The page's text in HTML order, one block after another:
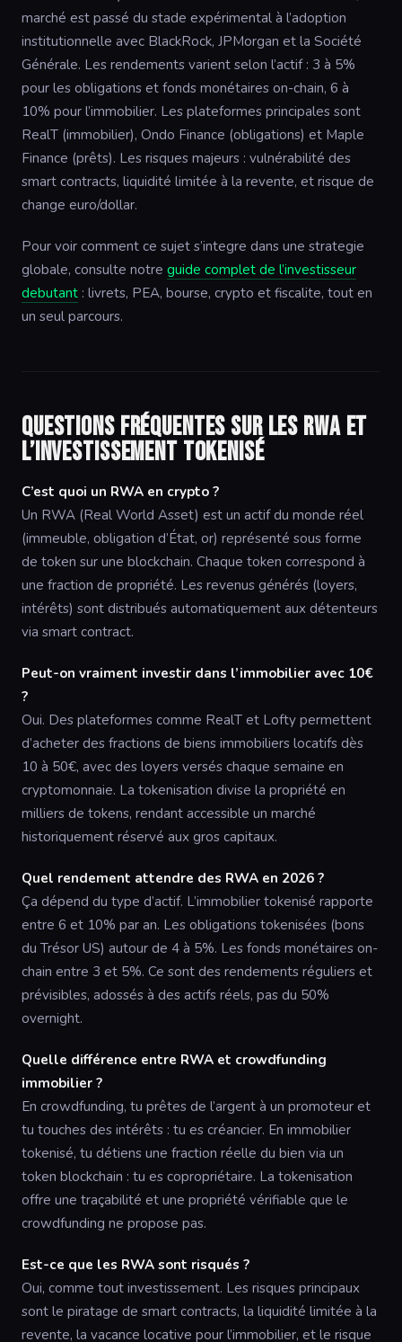
marché est passé du stade expérimental à l’adoption
institutionnelle avec BlackRock, JPMorgan et la Société
Générale. Les rendements varient selon l’actif : 3 à 5%
pour les obligations et fonds monétaires on-chain, 6 à
10% pour l’immobilier. Les plateformes principales sont
RealT (immobilier), Ondo Finance (obligations) et Maple
Finance (prêts). Les risques majeurs : vulnérabilité des
smart contracts, liquidité limitée à la revente, et risque de
change euro/dollar.
Pour voir comment ce sujet s’integre dans une strategie
globale, consulte notre guide complet de l’investisseur
debutant : livrets, PEA, bourse, crypto et fiscalite, tout en
un seul parcours.
Questions fréquentes sur les RWA et
l’investissement tokenisé
C’est quoi un RWA en crypto ?
Un RWA (Real World Asset) est un actif du monde réel
(immeuble, obligation d’État, or) représenté sous forme
de token sur une blockchain. Chaque token correspond à
une fraction de propriété. Les revenus générés (loyers,
intérêts) sont distribués automatiquement aux détenteurs
via smart contract.
Peut-on vraiment investir dans l’immobilier avec 10€
?
Oui. Des plateformes comme RealT et Lofty permettent
d’acheter des fractions de biens immobiliers locatifs dès
10 à 50€, avec des loyers versés chaque semaine en
cryptomonnaie. La tokenisation divise la propriété en
milliers de tokens, rendant accessible un marché
historiquement réservé aux gros capitaux.
Quel rendement attendre des RWA en 2026 ?
Ça dépend du type d’actif. L’immobilier tokenisé rapporte
entre 6 et 10% par an. Les obligations tokenisées (bons
du Trésor US) autour de 4 à 5%. Les fonds monétaires on-
chain entre 3 et 5%. Ce sont des rendements réguliers et
prévisibles, adossés à des actifs réels, pas du 50%
overnight.
Quelle différence entre RWA et crowdfunding
immobilier ?
En crowdfunding, tu prêtes de l’argent à un promoteur et
tu touches des intérêts : tu es créancier. En immobilier
tokenisé, tu détiens une fraction réelle du bien via un
token blockchain : tu es copropriétaire. La tokenisation
offre une traçabilité et une propriété vérifiable que le
crowdfunding ne propose pas.
Est-ce que les RWA sont risqués ?
Oui, comme tout investissement. Les risques principaux
sont le piratage de smart contracts, la liquidité limitée à la
revente, la vacance locative pour l’immobilier, et le risque